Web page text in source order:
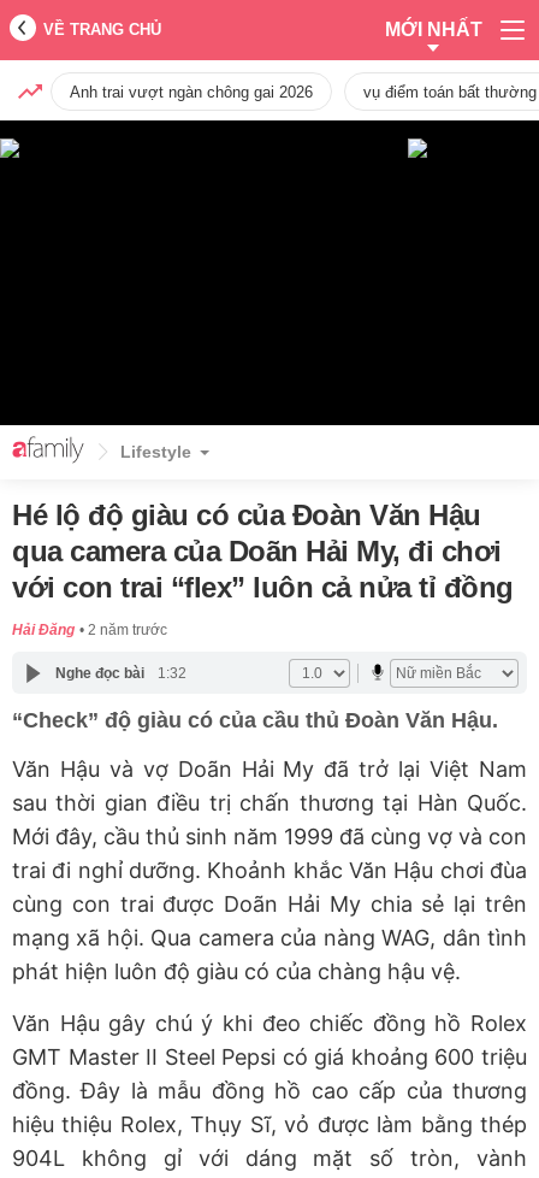
VỀ TRANG CHỦ MỚI NHẤT
Anh trai vượt ngàn chông gai 2026 vụ điểm toán bất
Lifestyle
Hé lộ độ giàu có của Đoàn Văn Hậu
qua camera của Doãn Hải My, đi chơi
với con trai “flex” luôn cả nửa tỉ đồng
Hải Đăng 2 năm trước
Nghe đọc bài 1:32
“Check” độ giàu có của cầu thủ Đoàn Văn Hậu.
Văn Hậu và vợ Doãn Hải My đã trở lại Việt Nam
sau thời gian điều trị chấn thương tại Hàn Quốc.
Mới đây, cầu thủ sinh năm 1999 đã cùng vợ và con
trai đi nghỉ dưỡng. Khoảnh khắc Văn Hậu chơi đùa
cùng con trai được Doãn Hải My chia sẻ lại trên
mạng xã hội. Qua camera của nàng WAG, dân tình
phát hiện luôn độ giàu có của chàng hậu vệ.
Văn Hậu gây chú ý khi đeo chiếc đồng hồ Rolex
GMT Master II Steel Pepsi có giá khoảng 600 triệu
đồng. Đây là mẫu đồng hồ cao cấp của thương
hiệu thiệu Rolex, Thụy Sĩ, vỏ được làm bằng thép
904L không gỉ với dáng mặt số tròn, vành